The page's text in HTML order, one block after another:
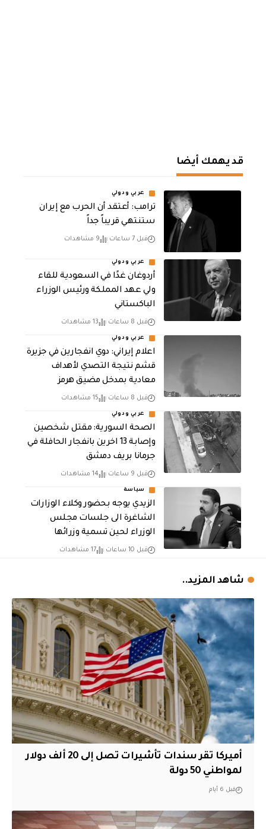
قد يهمك أيضا
عربي ودولي
‏ترامب: أعتقد أن الحرب مع إيران
ستنتهي قريباً جداً
قبل 7 ساعات 9 مشاهدات
عربي ودولي
أردوغان غدًا في السعودية للقاء
ولي عهد المملكة ورئيس الوزراء
الباكستاني
قبل 8 ساعات 13 مشاهدات
عربي ودولي
اعلام إيراني: دوي انفجارين في جزيرة
قشم نتيجة التصدي لأهداف
معادية بمدخل مضيق هرمز
قبل 8 ساعات 15 مشاهدات
عربي ودولي
الصحة السورية: مقتل شخصين
وإصابة 13 اخرين بانفجار الحافلة في
جرمانا بريف دمشق
قبل 9 ساعات 14 مشاهدات
سياسة
الزيدي يوجه بحضور وكلاء الوزارات
الشاغرة الى جلسات مجلس
الوزراء لحين تسمية وزرائها
قبل 10 ساعات 17 مشاهدات
شاهد المزيد..
أميركا تقر سندات تأشيرات تصل إلى 20 ألف دولار
لمواطني 50 دولة
قبل 6 أيام